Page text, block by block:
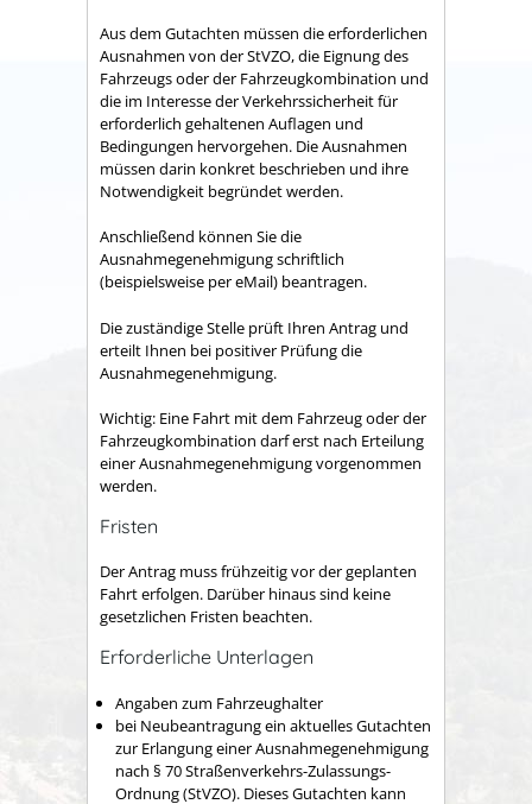
Aus dem Gutachten müssen die erforderlichen
Ausnahmen von der StVZO, die Eignung des
Fahrzeugs oder der Fahrzeugkombination und
die im Interesse der Verkehrssicherheit für
erforderlich gehaltenen Auflagen und
Bedingungen hervorgehen. Die Ausnahmen
müssen darin konkret beschrieben und ihre
Notwendigkeit begründet werden.
Anschließend können Sie die
Ausnahmegenehmigung schriftlich
(beispielsweise per eMail) beantragen.
Die zuständige Stelle prüft Ihren Antrag und
erteilt Ihnen bei positiver Prüfung die
Ausnahmegenehmigung.
Wichtig: Eine Fahrt mit dem Fahrzeug oder der
Fahrzeugkombination darf erst nach Erteilung
einer Ausnahmegenehmigung vorgenommen
werden.
Fristen
Der Antrag muss frühzeitig vor der geplanten
Fahrt erfolgen. Darüber hinaus sind keine
gesetzlichen Fristen beachten.
Erforderliche Unterlagen
Angaben zum Fahrzeughalter
bei Neubeantragung ein aktuelles Gutachten
zur Erlangung einer Ausnahmegenehmigung
nach § 70 Straßenverkehrs-Zulassungs-
Ordnung (StVZO). Dieses Gutachten kann